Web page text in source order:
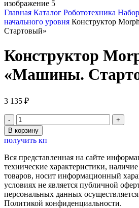
Главная Каталог Робототехника
начального уровня Конструктор
Стартовый»
Конструктор
«Машины.
3 135 ₽
Количество
товара
Конструктор
Morphun
Junior
«Машины.
Стартовый»
В корзину
получить кп
Вся представленная на сайте
технические характеристики,
товаров, носит информационный
условиях не является публичной
персональных данных
Политикой конфиденциальности.